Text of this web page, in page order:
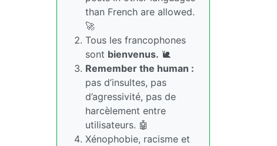
than French are allowed.
🚀
Tous les francophones
sont bienvenus. 🐌
Remember the human :
pas d’insultes, pas
d’agressivité, pas de
harcèlement entre
utilisateurs. 🤖
Xénophobie, racisme et